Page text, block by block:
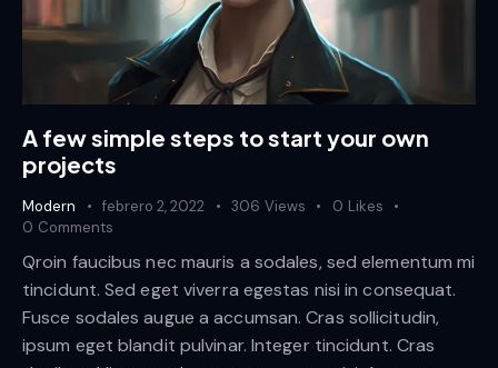
A few simple steps to start your own
projects
Modern febrero 2, 2022 306 Views 0 Likes
0 Comments
Qroin faucibus nec mauris a sodales, sed elementum mi
tincidunt. Sed eget viverra egestas nisi in consequat.
Fusce sodales augue a accumsan. Cras sollicitudin,
ipsum eget blandit pulvinar. Integer tincidunt. Cras